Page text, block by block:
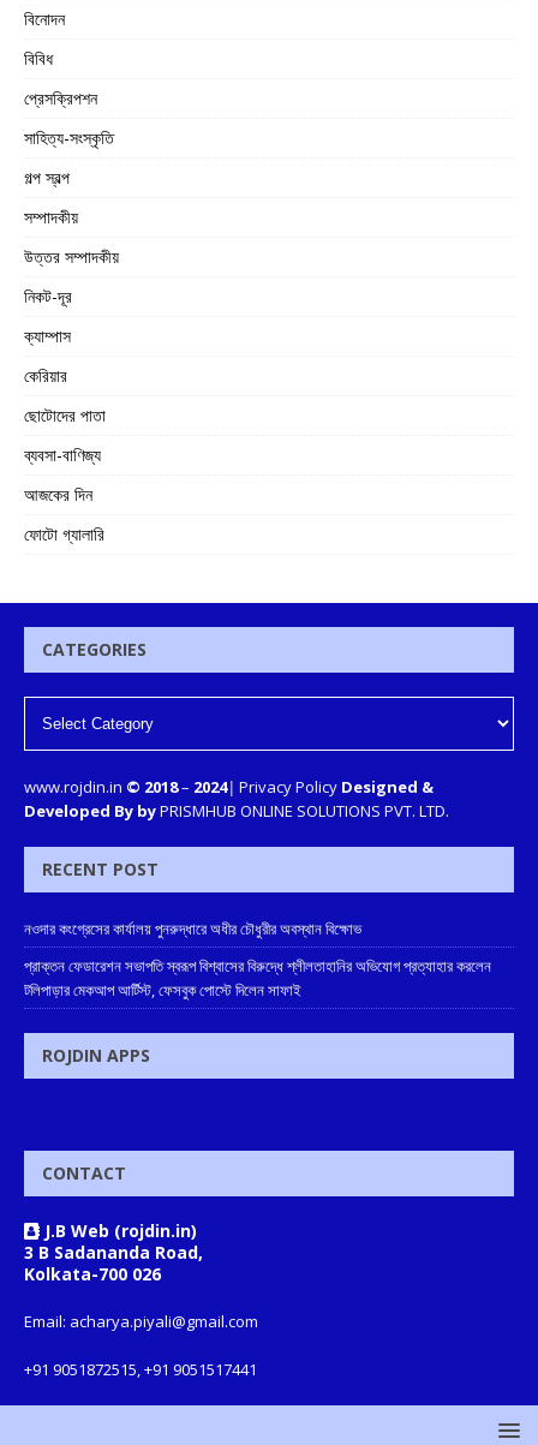
বিনোদন
বিবিধ
প্রেসক্রিপশন
সাহিত্য-সংস্কৃতি
গল্প স্বল্প
সম্পাদকীয়
উত্তর সম্পাদকীয়
নিকট-দূর
ক্যাম্পাস
কেরিয়ার
ছোটোদের পাতা
ব্যবসা-বাণিজ্য
আজকের দিন
ফোটো গ্যালারি
CATEGORIES
www.rojdin.in © 2018– 2024| Privacy Policy Designed &
Developed By byPRISMHUB ONLINE SOLUTIONS PVT. LTD.
RECENT POST
নওদার কংগ্রেসের কার্যালয় পুনরুদ্ধারে অধীর চৌধুরীর অবস্থান বিক্ষোভ
প্রাক্তন ফেডারেশন সভাপতি স্বরূপ বিশ্বাসের বিরুদ্ধে শ্লীলতাহানির অভিযোগ প্রত্যাহার করলেন
টলিপাড়ার মেকআপ আর্টিস্ট, ফেসবুক পোস্টে দিলেন সাফাই
ROJDIN APPS
CONTACT
J.B Web (rojdin.in)
3 B Sadananda Road,
Kolkata-700 026
Email: acharya.piyali@gmail.com
+91 9051872515, +91 9051517441